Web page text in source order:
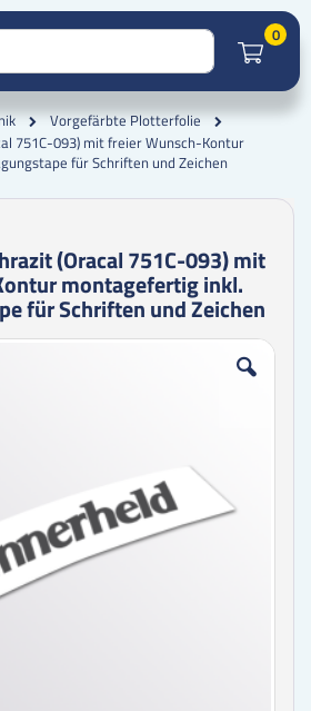
0
Vorgefärbte Plotterfolie
751C-093) mit freier Wunsch-Kontur
für Schriften und Zeichen
(Oracal 751C-093) mit
montagefertig inkl.
für Schriften und Zeichen